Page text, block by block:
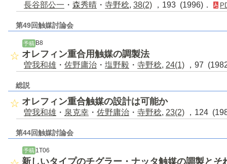
長谷部公一 ・ 森秀晴 ・ 寺野稔, 38(2) ，193 (1996)．
第49回触媒討論会
予稿 B8
オレフィン重合用触媒の調製法
曽我和雄 ・ 佐野庸治 ・ 塩野毅 ・ 寺野稔, 24(1) ，97
総説
オレフィン重合触媒の設計は可能か
曽我和雄 ・ 泉克幸 ・ 佐野庸治 ・ 寺野稔, 23(2) ，124
第44回触媒討論会
予稿 1T06
新しいタイプのチグラー・ナッタ触媒の調製と